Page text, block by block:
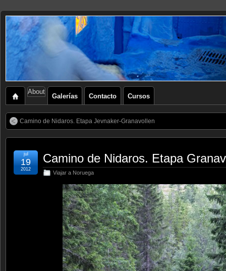
About
Galerías Contacto Cursos
Camino de Nidaros. Etapa Jevnaker-Granavollen
Camino de Nidaros. Etapa
Viajar a Noruega
jul
19
2012